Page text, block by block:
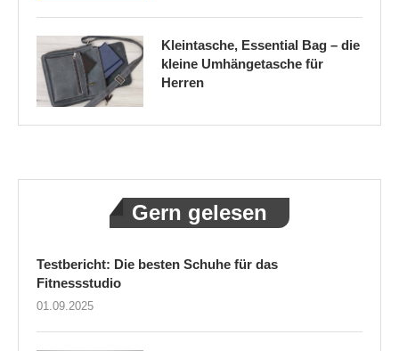
Kleintasche, Essential Bag – die
kleine Umhängetasche für
Herren
Gern gelesen
Testbericht: Die besten Schuhe für das
Fitnessstudio
01.09.2025